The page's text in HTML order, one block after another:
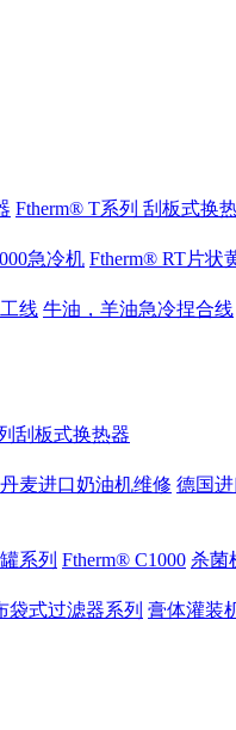
Ftherm® T系列 刮板式换
急冷机 Ftherm® RT片状
线 牛油，羊油急冷捏合线
刮板式换热器
丹麦进口奶油机维修 德国
系列 Ftherm® C1000 杀菌
袋式过滤器系列 膏体灌装